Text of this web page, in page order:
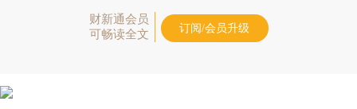
财新通会员
可畅读全文
订阅/会员升级